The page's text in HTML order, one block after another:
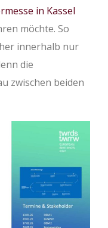
in Kassel
möchte. So
innerhalb nur
die
zwischen beiden